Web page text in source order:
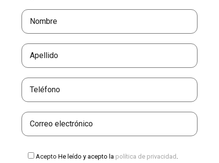
Acepto He leído y acepto la política de privacidad